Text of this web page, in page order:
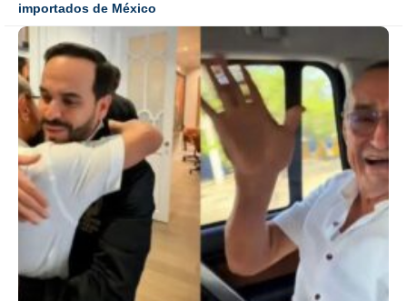
importados de México